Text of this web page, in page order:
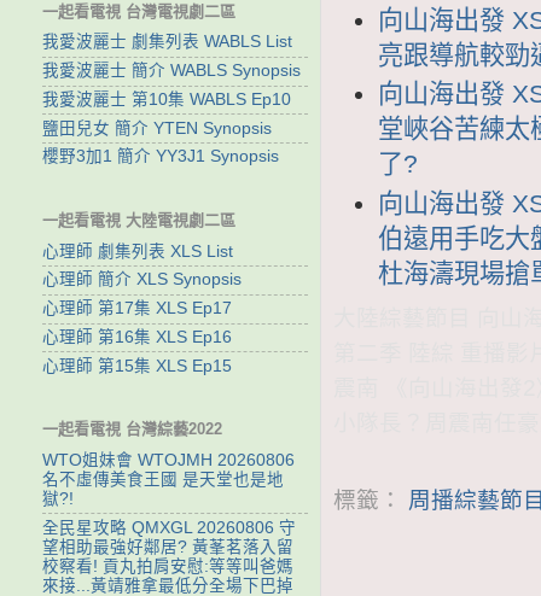
向山海出發
亮跟導航較勁
向山海出發
堂峽谷苦練太
了?
向山海出發
伯遠用手吃大
杜海濤現場搶
標籤： 周播綜藝節
一起看電視 台灣電視劇二區
我愛波麗士 劇集列表 WABLS List
我愛波麗士 簡介 WABLS Synopsis
我愛波麗士 第10集 WABLS Ep10
鹽田兒女 簡介 YTEN Synopsis
櫻野3加1 簡介 YY3J1 Synopsis
一起看電視 大陸電視劇二區
心理師 劇集列表 XLS List
心理師 簡介 XLS Synopsis
心理師 第17集 XLS Ep17
心理師 第16集 XLS Ep16
心理師 第15集 XLS Ep15
一起看電視 台灣綜藝2022
WTO姐妹會 WTOJMH 20260806
名不虛傳美食王國 是天堂也是地
獄?!
全民星攻略 QMXGL 20260806 守
望相助最強好鄰居? 黃莑茗落入留
校察看! 貢丸拍肩安慰:等等叫爸媽
來接...黃靖雅拿最低分全場下巴掉